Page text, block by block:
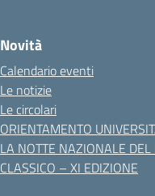
Novità
Calendario eventi
Le notizie
Le circolari
ORIENTAMENTO
LA NOTTE NAZIONALE DEL
CLASSICO – XI EDIZIONE